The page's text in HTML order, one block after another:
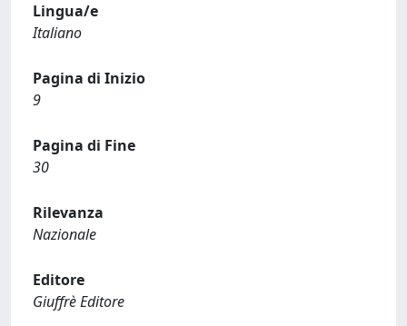
Lingua/e
Italiano
Pagina di Inizio
9
Pagina di Fine
30
Rilevanza
Nazionale
Editore
Giuffrè Editore